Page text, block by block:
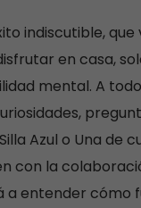
indiscutible,
en casa,
mental. A
Azul o Una de
con la
a entender cómo